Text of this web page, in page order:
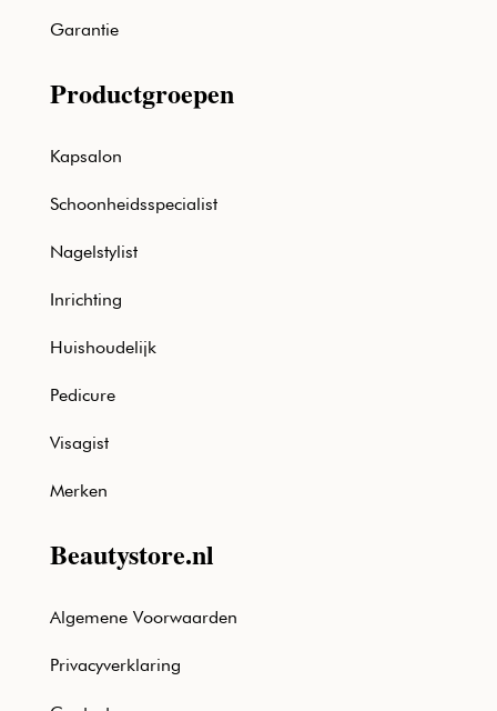
Garantie
Productgroepen
Kapsalon
Schoonheidsspecialist
Nagelstylist
Inrichting
Huishoudelijk
Pedicure
Visagist
Merken
Beautystore.nl
Algemene Voorwaarden
Privacyverklaring